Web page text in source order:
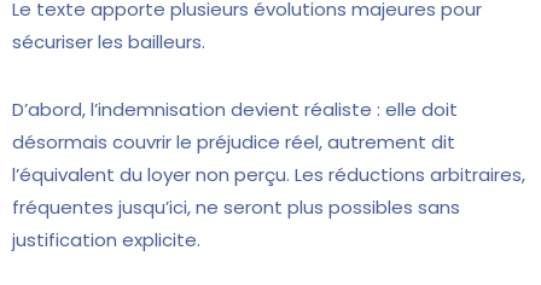
Le texte apporte plusieurs évolutions majeures pour
sécuriser les bailleurs.
D’abord, l’indemnisation devient réaliste : elle doit
désormais couvrir le préjudice réel, autrement dit
l’équivalent du loyer non perçu. Les réductions arbitraires,
fréquentes jusqu’ici, ne seront plus possibles sans
justification explicite.